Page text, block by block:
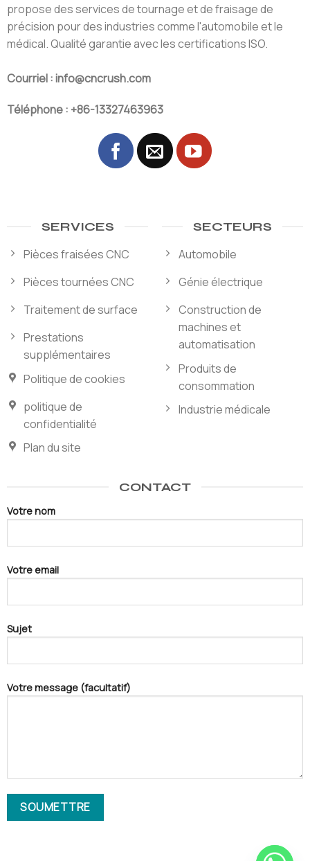
propose des services de tournage et de fraisage de
précision pour des industries comme l'automobile et le
médical. Qualité garantie avec les certifications ISO.
Courriel : info@cncrush.com
Téléphone : +86-13327463963
SERVICES
Pièces fraisées CNC
Pièces tournées CNC
Traitement de surface
Prestations
supplémentaires
Politique de cookies
politique de
confidentialité
Plan du site
SECTEURS
Automobile
Génie électrique
Construction de
machines et
automatisation
Produits de
consommation
Industrie médicale
CONTACT
Votre nom
Votre email
Sujet
Votre message (facultatif)